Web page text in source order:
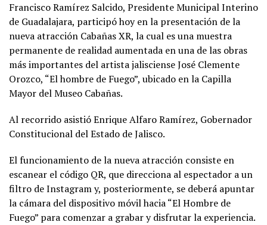
Francisco Ramírez Salcido, Presidente Municipal Interino
de Guadalajara, participó hoy en la presentación de la
nueva atracción Cabañas XR, la cual es una muestra
permanente de realidad aumentada en una de las obras
más importantes del artista jalisciense José Clemente
Orozco, “El hombre de Fuego”, ubicado en la Capilla
Mayor del Museo Cabañas.
Al recorrido asistió Enrique Alfaro Ramírez, Gobernador
Constitucional del Estado de Jalisco.
El funcionamiento de la nueva atracción consiste en
escanear el código QR, que direcciona al espectador a un
filtro de Instagram y, posteriormente, se deberá apuntar
la cámara del dispositivo móvil hacia “El Hombre de
Fuego” para comenzar a grabar y disfrutar la experiencia.